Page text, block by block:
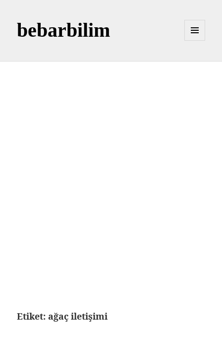
bebarbilim
BILEŞENLER
Etiket: ağaç iletişimi